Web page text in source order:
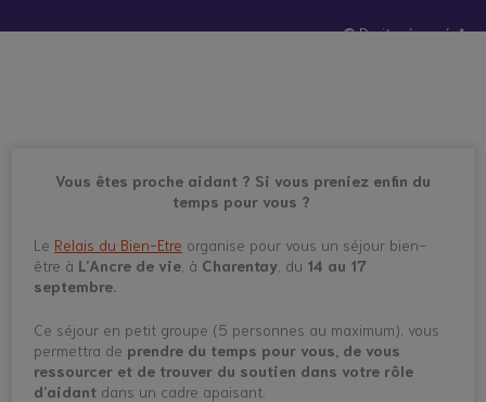
© Droits réservés*
Vous êtes proche aidant ? Si vous preniez enfin du
temps pour vous ?
Le Relais du Bien-Etre organise pour vous un séjour bien-
être à L’Ancre de vie , à Charentay , du 14 au 17
septembre.
Ce séjour en petit groupe (5 personnes au maximum), vous
permettra de prendre du temps pour vous, de vous
ressourcer et de trouver du soutien dans votre rôle
d’aidant dans un cadre apaisant.